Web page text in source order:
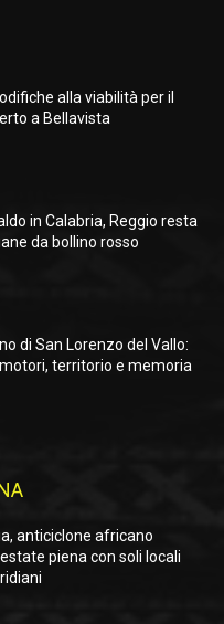
alla viabilità per il
a Bellavista
in Calabria, Reggio resta
da bollino rosso
di San Lorenzo del Vallo:
territorio e memoria
anticiclone africano
piena con soli locali